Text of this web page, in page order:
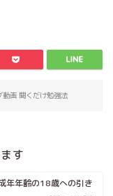
動画 聞くだけ勉強法
す
年年齢の18歳への引き